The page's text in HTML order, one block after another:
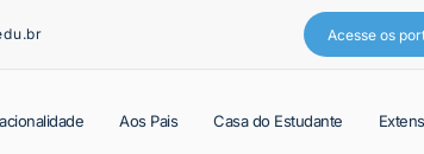
Acesse os
Aos Pais Casa do Estudante